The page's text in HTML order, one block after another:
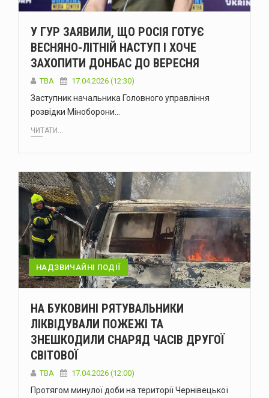
У ГУР ЗАЯВИЛИ, ЩО РОСІЯ ГОТУЄ
ВЕСНЯНО-ЛІТНІЙ НАСТУП І ХОЧЕ
ЗАХОПИТИ ДОНБАС ДО ВЕРЕСНЯ
ТВА 17.04.2026 (12:30)
Заступник начальника Головного управління
розвідки Міноборони…
ЧИТАТИ...
НАДЗВИЧАЙНІ ПОДІЇ
НА БУКОВИНІ РЯТУВАЛЬНИКИ
ЛІКВІДУВАЛИ ПОЖЕЖІ ТА
ЗНЕШКОДИЛИ СНАРЯД ЧАСІВ ДРУГОЇ
СВІТОВОЇ
ТВА 17.04.2026 (12:00)
Протягом минулої доби на території Чернівецької